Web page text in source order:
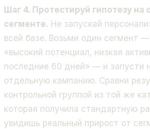
Шаг 4. Протестируй гипотезу на
сегменте. Не запускай
всей базе. Возьми один сегмент
«высокий потенциал, низкая
последние 60 дней» — и запусти
отдельную кампанию. Сравни
контрольной группой из той же
которая получила стандартную
увидишь реальный прирост от